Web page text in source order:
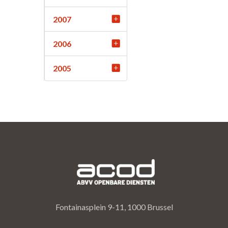
2007
2006
2005
Fontainasplein 9-11, 1000 Brussel